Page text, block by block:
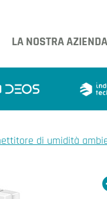
LA NOSTRA AZIENDA
di umidità